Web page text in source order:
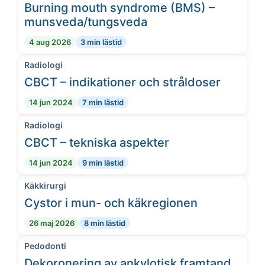
Burning mouth syndrome (BMS) –
munsveda/tungsveda
4 aug 2026 3 min lästid
Radiologi
CBCT – indikationer och stråldoser
14 jun 2024 7 min lästid
Radiologi
CBCT – tekniska aspekter
14 jun 2024 9 min lästid
Käkkirurgi
Cystor i mun- och käkregionen
26 maj 2026 8 min lästid
Pedodonti